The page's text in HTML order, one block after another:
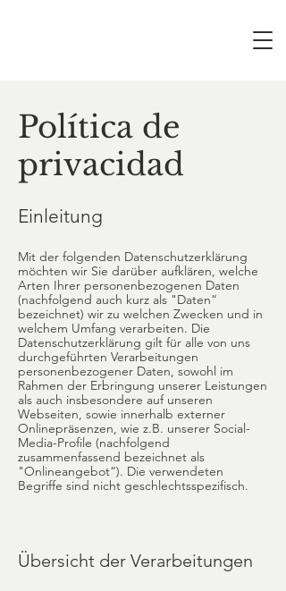
Política de
privacidad
Einleitung
Mit der folgenden Datenschutzerklärung
möchten wir Sie darüber aufklären, welche
Arten Ihrer personenbezogenen Daten
(nachfolgend auch kurz als "Daten“
bezeichnet) wir zu welchen Zwecken und in
welchem Umfang verarbeiten. Die
Datenschutzerklärung gilt für alle von uns
durchgeführten Verarbeitungen
personenbezogener Daten, sowohl im
Rahmen der Erbringung unserer Leistungen
als auch insbesondere auf unseren
Webseiten, sowie innerhalb externer
Onlinepräsenzen, wie z.B. unserer Social-
Media-Profile (nachfolgend
zusammenfassend bezeichnet als
"Onlineangebot“). Die verwendeten
Begriffe sind nicht geschlechtsspezifisch.
Übersicht der Verarbeitungen